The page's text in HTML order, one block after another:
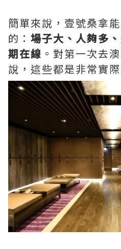
簡單來說，壹號桑拿
的： 場子大、人夠多
期在線 。對第一次去
說，這些都是非常實際